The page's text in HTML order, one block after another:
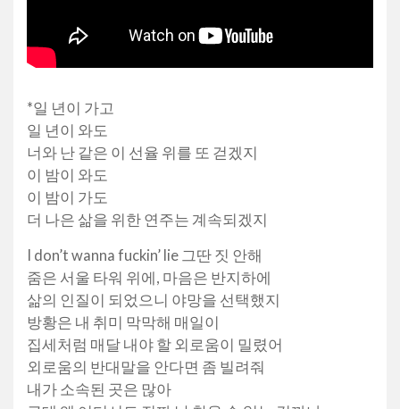
*일 년이 가고
일 년이 와도
너와 난 같은 이 선율 위를 또 걷겠지
이 밤이 와도
이 밤이 가도
더 나은 삶을 위한 연주는 계속되겠지
I don’t wanna fuckin’ lie 그딴 짓 안해
줌은 서울 타워 위에, 마음은 반지하에
삶의 인질이 되었으니 야망을 선택했지
방황은 내 취미 막막해 매일이
집세처럼 매달 내야 할 외로움이 밀렸어
외로움의 반대말을 안다면 좀 빌려줘
내가 소속된 곳은 많아